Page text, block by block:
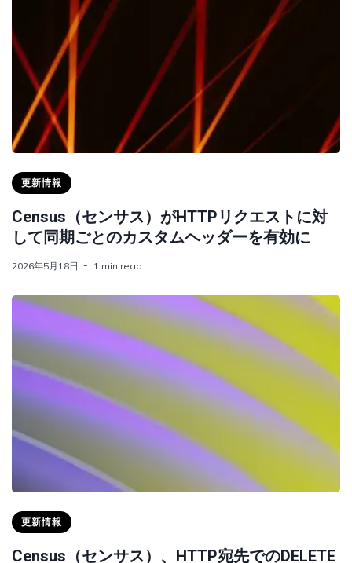
更新情報
Census（センサス）がHTTPリクエストに対
して同期ごとのカスタムヘッダーを有効に
2026年5月18日 1 min read
更新情報
Census（センサス）、HTTP宛先でのDELETE